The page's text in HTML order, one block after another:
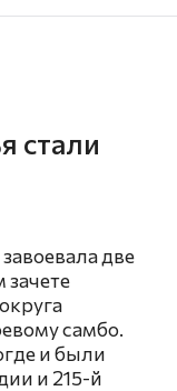
стали
две
самбо.
и были
и 215-й